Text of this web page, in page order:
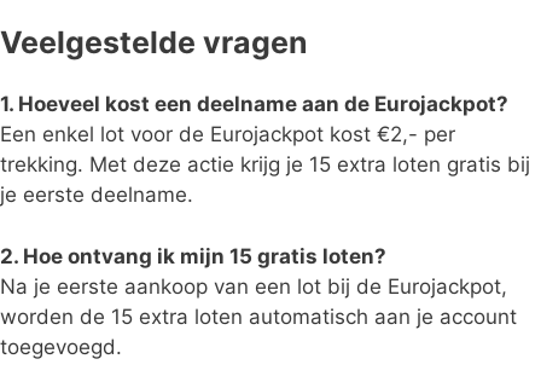
Veelgestelde vragen
1. Hoeveel kost een deelname aan de Eurojackpot?
Een enkel lot voor de Eurojackpot kost €2,- per
trekking. Met deze actie krijg je 15 extra loten gratis bij
je eerste deelname.
2. Hoe ontvang ik mijn 15 gratis loten?
Na je eerste aankoop van een lot bij de Eurojackpot,
worden de 15 extra loten automatisch aan je account
toegevoegd.